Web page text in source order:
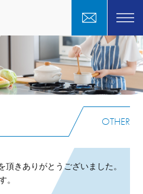
OTHER
きありがとうございました。
。